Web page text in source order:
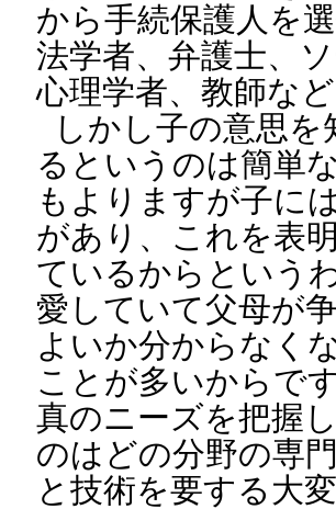
から手続保護人を
法学者、弁護士、
心理学者、教師など
しかし子の意思
るというのは簡単
もよりますが子に
があり、これを表
ているからという
愛していて父母が
よいか分からなく
ことが多いからで
真のニーズを把握
のはどの分野の専
と技術を要する大